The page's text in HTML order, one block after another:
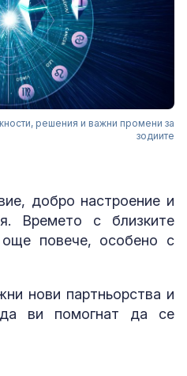
решения и важни промени за
зодиите
добро настроение и
Времето с близките
повече, особено с
нови партньорства и
ви помогнат да се